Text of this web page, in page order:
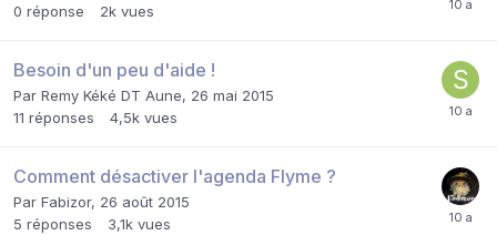
0 réponse 2k vues
Besoin d'un peu d'aide !
Par Remy Kéké DT Aune, 26 mai 2015
11 réponses 4,5k vues
Comment désactiver l'agenda Flyme ?
Par Fabizor, 26 août 2015
5 réponses 3,1k vues